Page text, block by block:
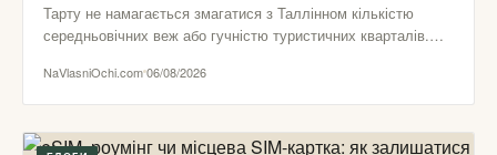
Тарту не намагається змагатися з Таллінном кількістю
середньовічних веж або гучністю туристичних кварталів.
NaVlasniOchi.com06/08/2026